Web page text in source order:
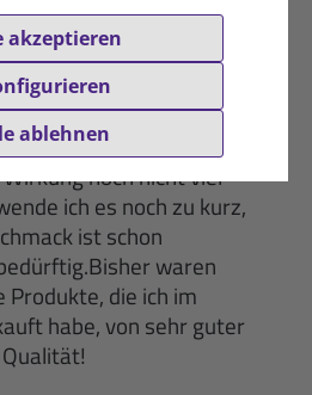
akzeptieren
ablehnen
Hilfreich? (0)
26.08.2019
Sport-
★★★☆
noch nicht viel
ich es noch zu kurz,
ist schon
waren
Produkte, die ich im
habe, von sehr guter
Qualität!